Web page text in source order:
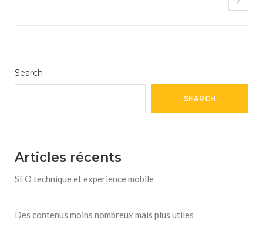
Search
SEARCH
Articles récents
SEO technique et experience mobile
Des contenus moins nombreux mais plus utiles